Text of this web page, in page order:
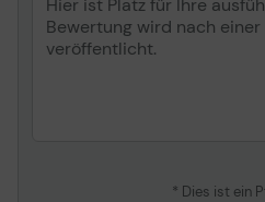
* Dies ist ein